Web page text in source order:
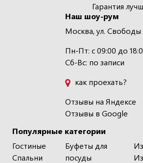
Популярные категории
Гостиные
Спальни
Буфеты для
посуды
Гарантия
Наш шоу-рум
Москва, ул. Свободы
Пн-Пт: с 09:00 до
Сб-Вс: по записи
как проехать?
Отзывы на Яндексе
Отзывы в Google